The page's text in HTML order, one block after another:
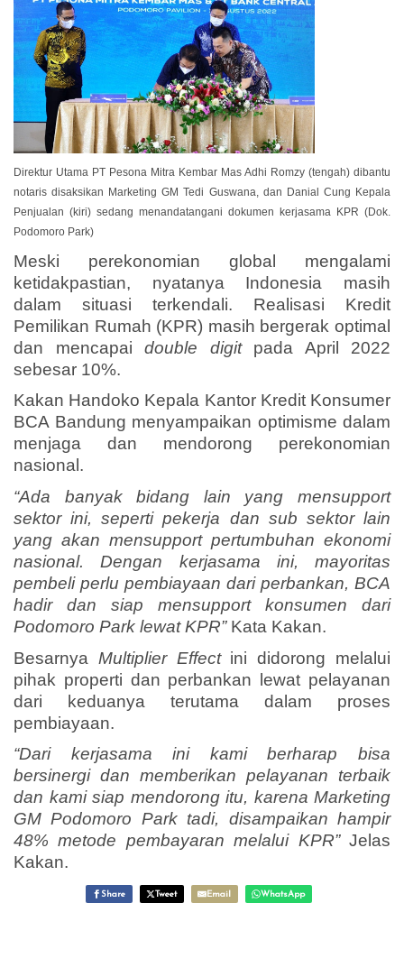
Direktur Utama PT Pesona Mitra Kembar Mas Adhi Romzy (tengah) dibantu
notaris disaksikan Marketing GM Tedi Guswana, dan Danial Cung Kepala
Penjualan (kiri) sedang menandatangani dokumen kerjasama KPR (Dok.
Podomoro Park)
Meski perekonomian global mengalami
ketidakpastian, nyatanya Indonesia masih
dalam situasi terkendali. Realisasi Kredit
Pemilikan Rumah (KPR) masih bergerak optimal
dan mencapai double digitpada April 2022
sebesar 10%.
Kakan Handoko Kepala Kantor Kredit Konsumer
BCA Bandung menyampaikan optimisme dalam
menjaga dan mendorong perekonomian
nasional.
“Ada banyak bidang lain yang mensupport
sektor ini, seperti pekerja dan sub sektor lain
yang akan mensupport pertumbuhan ekonomi
nasional. Dengan kerjasama ini, mayoritas
pembeli perlu pembiayaan dari perbankan, BCA
hadir dan siap mensupport konsumen dari
Podomoro Park lewat KPR” Kata Kakan.
Besarnya Multiplier Effectini didorong melalui
pihak properti dan perbankan lewat pelayanan
dari keduanya terutama dalam proses
pembiayaan.
“Dari kerjasama ini kami berharap bisa
bersinergi dan memberikan pelayanan terbaik
dan kami siap mendorong itu, karena Marketing
GM Podomoro Park tadi, disampaikan hampir
48% metode pembayaran melalui KPR”Jelas
Kakan.
Share Tweet Email WhatsApp